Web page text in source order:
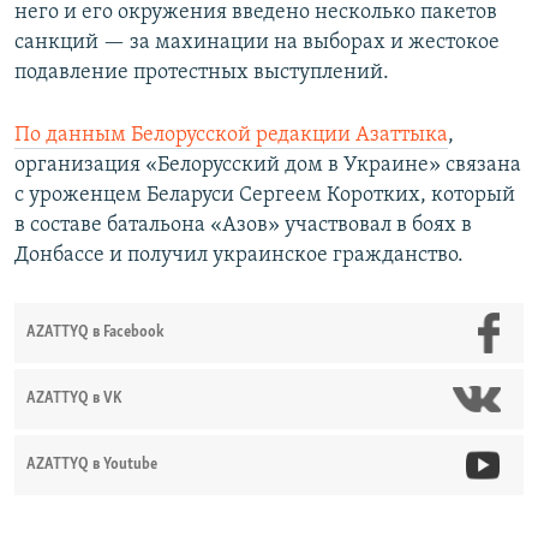
него и его окружения введено несколько пакетов
санкций — за махинации на выборах и жестокое
подавление протестных выступлений.
По данным Белорусской редакции Азаттыка,
организация «Белорусский дом в Украине» связана
с уроженцем Беларуси Сергеем Коротких, который
в составе батальона «Азов» участвовал в боях в
Донбассе и получил украинское гражданство.
AZATTYQ в Facebook
AZATTYQ в VK
AZATTYQ в Youtube